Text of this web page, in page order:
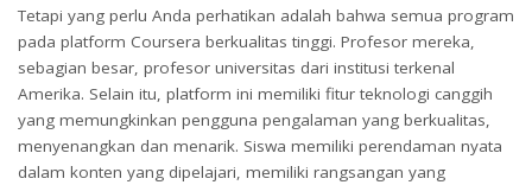
Tetapi yang perlu Anda perhatikan adalah bahwa semua program
pada platform Coursera berkualitas tinggi. Profesor mereka,
sebagian besar, profesor universitas dari institusi terkenal
Amerika. Selain itu, platform ini memiliki fitur teknologi canggih
yang memungkinkan pengguna pengalaman yang berkualitas,
menyenangkan dan menarik. Siswa memiliki perendaman nyata
dalam konten yang dipelajari, memiliki rangsangan yang